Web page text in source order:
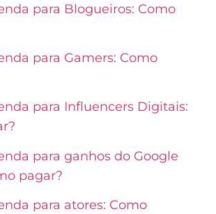
para Blogueiros: Como
para Gamers: Como
para Influencers Digitais:
para ganhos do Google
pagar?
para atores: Como